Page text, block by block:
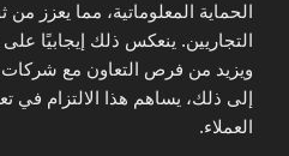
الحماية المعلوماتية، مما يعزز من
التجاريين. ينعكس ذلك إيجابيًا
ويزيد من فرص التعاون مع
إلى ذلك، يساهم هذا الالتزام في
العملاء.